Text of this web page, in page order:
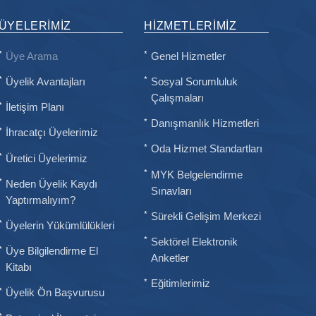
ÜYELERIMIZ
Üye Arama
Üyelik Avantajları
İletişim Planı
İhracatçı Üyelerimiz
Üretici Üyelerimiz
Neden Üyelik Kaydı
Yaptırmalıyım?
Üyelerin Yükümlülükleri
Üye Bilgilendirme El
Kitabı
Üyelik Ön Başvurusu
HIZMETLERIMIZ
Genel Hizmetler
Sosyal Sorumluluk
Çalışmaları
Danışmanlık Hizmetleri
Oda Hizmet Standartları
MYK Belgelendirme
Sınavları
Sürekli Gelişim Merkezi
Sektörel Elektronik
Anketler
Eğitimlerimiz